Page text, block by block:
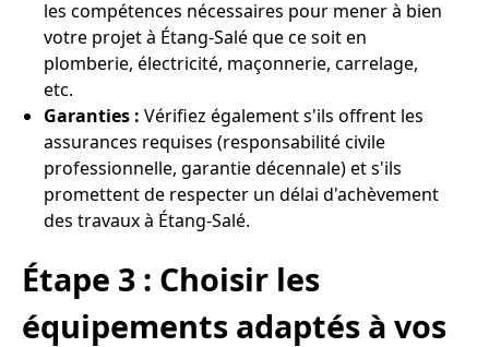
les compétences nécessaires pour mener à bien
votre projet à Étang-Salé que ce soit en
plomberie, électricité, maçonnerie, carrelage,
etc.
Garanties : Vérifiez également s'ils offrent les
assurances requises (responsabilité civile
professionnelle, garantie décennale) et s'ils
promettent de respecter un délai d'achèvement
des travaux à Étang-Salé.
Étape 3 : Choisir les
équipements adaptés à vos